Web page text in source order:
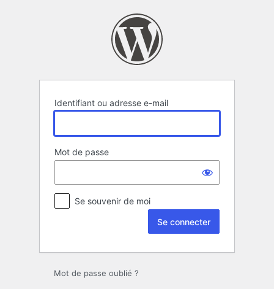
Identifiant ou adresse e-mail
Mot de passe
Se souvenir de moi
Mot de passe oublié ?